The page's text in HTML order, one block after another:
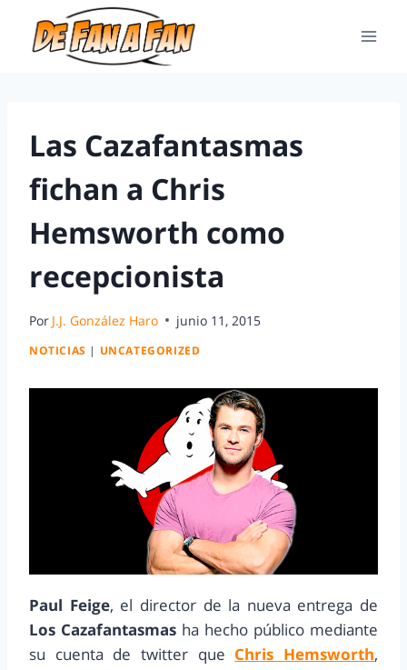
Las Cazafantasmas
fichan a Chris
Hemsworth como
recepcionista
Por J.J. González Haro junio 11, 2015
NOTICIAS | UNCATEGORIZED
Paul Feige, el director de la nueva entrega de
Los Cazafantasmas ha hecho público mediante
su cuenta de twitter que Chris Hemsworth,